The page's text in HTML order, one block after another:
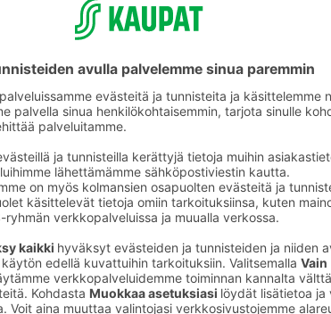
Salsat, pestot ja kastikkeet